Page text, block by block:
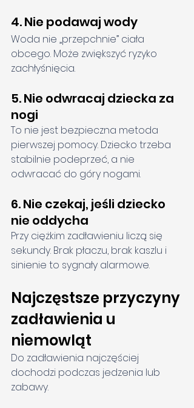
4. Nie podawaj wody
Woda nie „przepchnie” ciała
obcego. Może zwiększyć ryzyko
zachłyśnięcia.
5. Nie odwracaj dziecka za
nogi
To nie jest bezpieczna metoda
pierwszej pomocy. Dziecko trzeba
stabilnie podeprzeć, a nie
odwracać do góry nogami.
6. Nie czekaj, jeśli dziecko
nie oddycha
Przy ciężkim zadławieniu liczą się
sekundy. Brak płaczu, brak kaszlu i
sinienie to sygnały alarmowe.
Najczęstsze przyczyny
zadławienia u
niemowląt
Do zadławienia najczęściej
dochodzi podczas jedzenia lub
zabawy.